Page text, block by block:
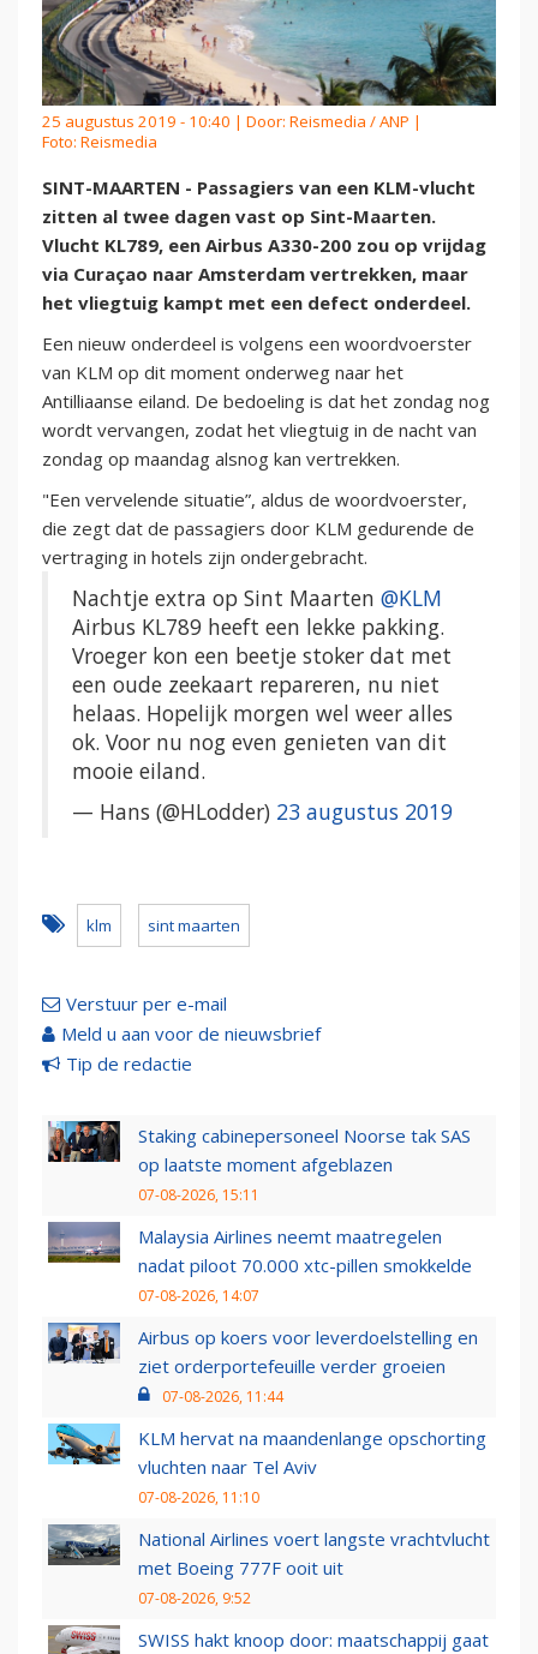
25 augustus 2019 - 10:40 | Door: Reismedia / ANP |
Foto: Reismedia
SINT-MAARTEN - Passagiers van een KLM-vlucht
zitten al twee dagen vast op Sint-Maarten.
Vlucht KL789, een Airbus A330-200 zou op vrijdag
via Curaçao naar Amsterdam vertrekken, maar
het vliegtuig kampt met een defect onderdeel.
Een nieuw onderdeel is volgens een woordvoerster
van KLM op dit moment onderweg naar het
Antilliaanse eiland. De bedoeling is dat het zondag nog
wordt vervangen, zodat het vliegtuig in de nacht van
zondag op maandag alsnog kan vertrekken.
"Een vervelende situatie”, aldus de woordvoerster,
die zegt dat de passagiers door KLM gedurende de
vertraging in hotels zijn ondergebracht.
Nachtje extra op Sint Maarten @KLM
Airbus KL789 heeft een lekke pakking.
Vroeger kon een beetje stoker dat met
een oude zeekaart repareren, nu niet
helaas. Hopelijk morgen wel weer alles
ok. Voor nu nog even genieten van dit
mooie eiland.
— Hans (@HLodder) 23 augustus 2019
klm sint maarten
Verstuur per e-mail
Meld u aan voor de nieuwsbrief
Tip de redactie
Staking cabinepersoneel Noorse tak SAS
op laatste moment afgeblazen
07-08-2026, 15:11
Malaysia Airlines neemt maatregelen
nadat piloot 70.000 xtc-pillen smokkelde
07-08-2026, 14:07
Airbus op koers voor leverdoelstelling en
ziet orderportefeuille verder groeien
07-08-2026, 11:44
KLM hervat na maandenlange opschorting
vluchten naar Tel Aviv
07-08-2026, 11:10
National Airlines voert langste vrachtvlucht
met Boeing 777F ooit uit
07-08-2026, 9:52
SWISS hakt knoop door: maatschappij gaat